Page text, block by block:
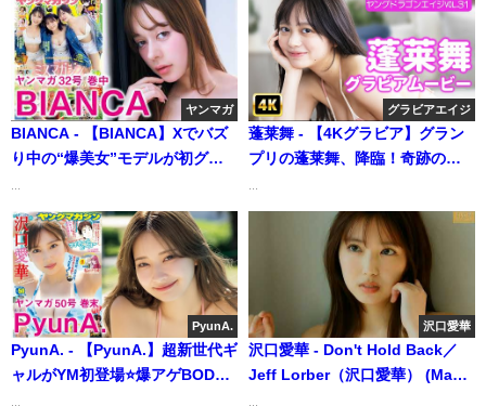
される笑顔の可愛すぎる水着撮
影に没入密着【メイキング】
（2023年06月12日） | ヤンジャ
ンTV【集英社ヤングジャンプ公
式】さんより
ヤンマガ
BIANCA - 【BIANCA】Xでバズ
り中の“爆美女”モデルが初グラ
(Jul 05, 2026) | 講談社ヤンマガ
chさんより
グラビアエイジ
蓬莱舞 - 【4Kグラビア】グラン
プリの蓬莱舞、降臨！奇跡のぷ
イキング】 (Dec 05, 2025) | グ
ラビアンエイジ
ch【KADOKAWAドラゴンエイ
ジ公式CH】さんより
PyunA.
PyunA. - 【PyunA.】超新世代ギ
ャルがYM初登場⭐爆アゲBODY
沢口愛華
沢口愛華 - Don't Hold Back／
Jeff Lorber（沢口愛華） (May